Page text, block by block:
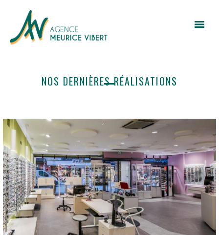
NOS DERNIÈRES RÉALISATIONS